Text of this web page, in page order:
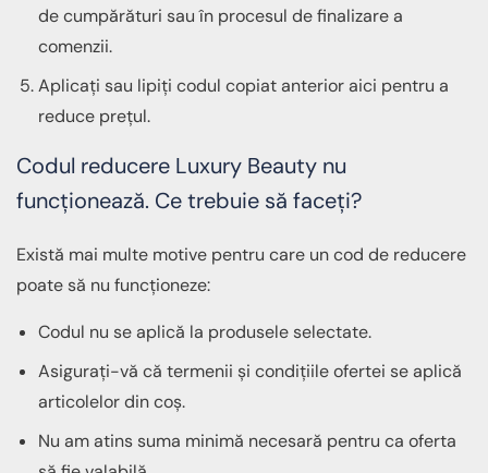
de cumpărături sau în procesul de finalizare a
comenzii.
Aplicați sau lipiți codul copiat anterior aici pentru a
reduce prețul.
Codul reducere Luxury Beauty nu
funcționează. Ce trebuie să faceți?
Există mai multe motive pentru care un cod de reducere
poate să nu funcționeze:
Codul nu se aplică la produsele selectate.
Asigurați-vă că termenii și condițiile ofertei se aplică
articolelor din coș.
Nu am atins suma minimă necesară pentru ca oferta